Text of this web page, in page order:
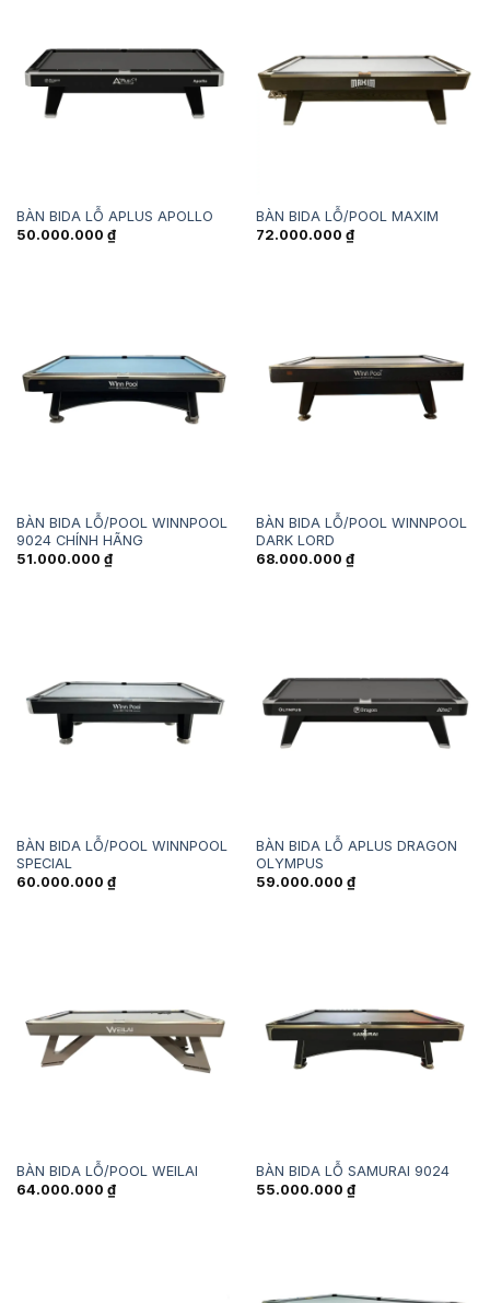
BÀN BIDA LỖ APLUS APOLLO
50.000.000 ₫
BÀN BIDA LỖ/POOL MAXIM
72.000.000 ₫
BÀN BIDA LỖ/POOL WINNPOOL
9024 CHÍNH HÃNG
51.000.000 ₫
BÀN BIDA LỖ/POOL WINNPOOL
DARK LORD
68.000.000 ₫
BÀN BIDA LỖ/POOL WINNPOOL
SPECIAL
60.000.000 ₫
BÀN BIDA LỖ APLUS DRAGON
OLYMPUS
59.000.000 ₫
BÀN BIDA LỖ/POOL WEILAI
64.000.000 ₫
BÀN BIDA LỖ SAMURAI 9024
55.000.000 ₫